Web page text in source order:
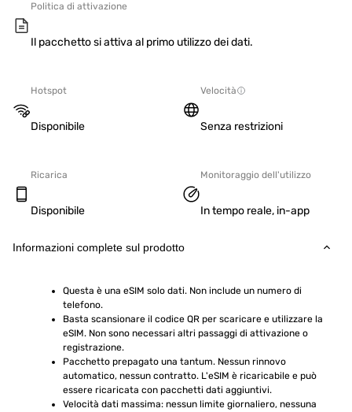
Politica di attivazione
Il pacchetto si attiva al primo utilizzo dei dati.
Hotspot
Disponibile
Velocità
Senza restrizioni
Ricarica
Disponibile
Monitoraggio dell'utilizzo
In tempo reale, in-app
Informazioni complete sul prodotto
Questa è una eSIM solo dati. Non include un numero di
telefono.
Basta scansionare il codice QR per scaricare e utilizzare la
eSIM. Non sono necessari altri passaggi di attivazione o
registrazione.
Pacchetto prepagato una tantum. Nessun rinnovo
automatico, nessun contratto. L'eSIM è ricaricabile e può
essere ricaricata con pacchetti dati aggiuntivi.
Velocità dati massima: nessun limite giornaliero, nessuna